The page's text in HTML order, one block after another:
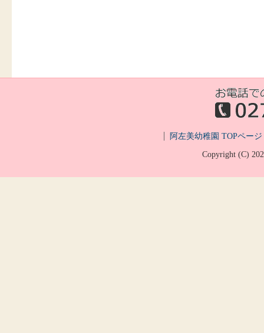
阿左美幼稚園 TOPページ
Copyright (C)